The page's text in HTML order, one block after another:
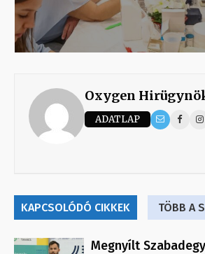
Oxygen
ADATLAP
KAPCSOLÓDÓ CIKKEK TÖBB A
Megnyílt